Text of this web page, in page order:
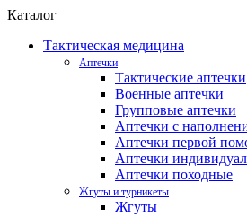
Каталог
Тактическая медицина
Аптечки
Тактические аптечки
Военные аптечки
Групповые аптечки
Аптечки с
Аптечки первой
Аптечки
Аптечки походные
Жгуты и турникеты
Жгуты